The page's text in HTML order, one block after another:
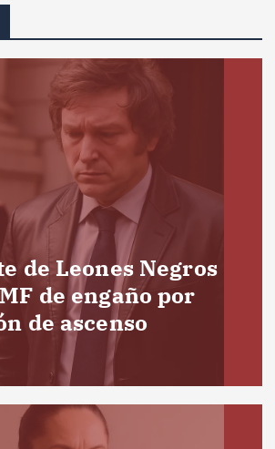
de Leones Negros
de engaño por
de ascenso